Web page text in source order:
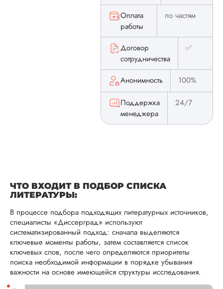
Оплата
работы
по частям
Договор
сотрудничества
✅
Анонимность 100%
Поддержка
менеджера
24/7
ЧТО ВХОДИТ В ПОДБОР СПИСКА
ЛИТЕРАТУРЫ:
В процессе подбора подходящих литературных источников,
специалисты «Диссерград» используют
систематизированный подход: сначала выделяются
ключевые моменты работы, затем составляется список
ключевых слов, после чего определяются приоритеты
поиска необходимой информации в порядке убывания
важности на основе имеющейся структуры исследования.